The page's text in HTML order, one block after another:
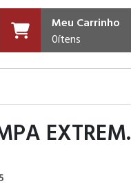
Meu Carrinho
0ítens
EXTREM.